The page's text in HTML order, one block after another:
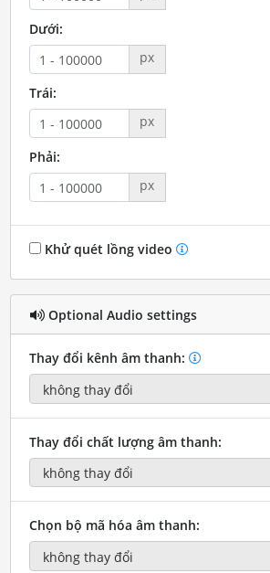
Dưới:
px
Trái:
px
Phải:
px
Khử quét lồng video
Optional Audio settings
Thay đổi kênh âm thanh:
Thay đổi chất lượng âm thanh:
Chọn bộ mã hóa âm thanh: